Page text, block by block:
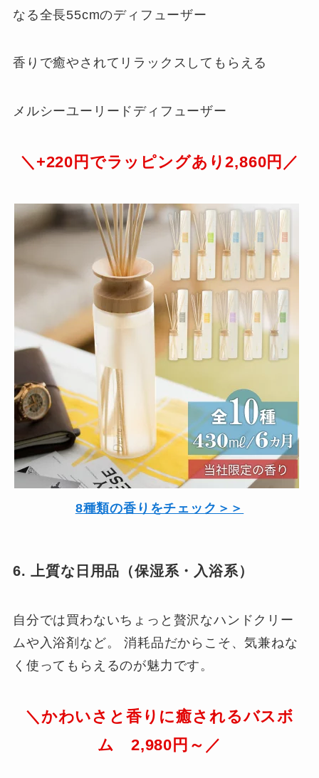
なる全長55cmのディフューザー
香りで癒やされてリラックスしてもらえる
メルシーユーリードディフューザー
＼+220円でラッピングあり2,860円／
8種類の香りをチェック＞＞
6. 上質な日用品（保湿系・入浴系）
自分では買わないちょっと贅沢なハンドクリー
ムや入浴剤など。 消耗品だからこそ、気兼ねな
く使ってもらえるのが魅力です。
＼かわいさと香りに癒されるバスボ
ム 2,980円～／